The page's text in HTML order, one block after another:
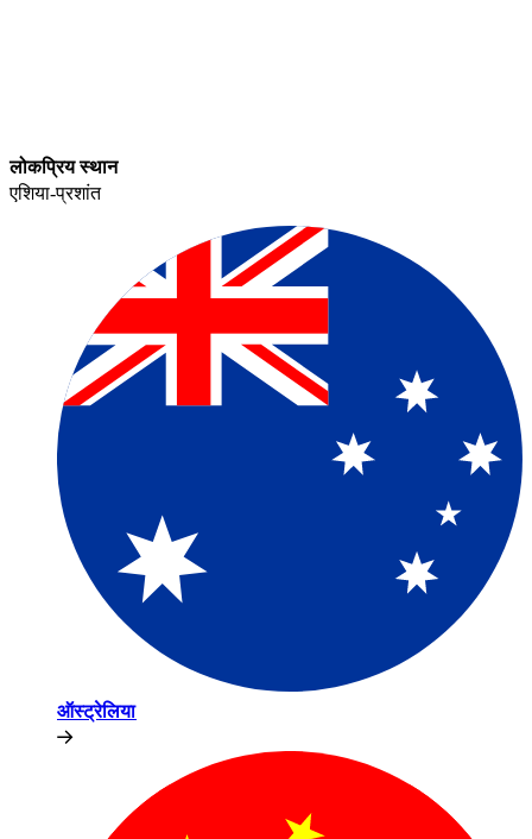
लोकप्रिय स्थान​​
एशिया-प्रशांत​​
ऑस्ट्रेलिया​​